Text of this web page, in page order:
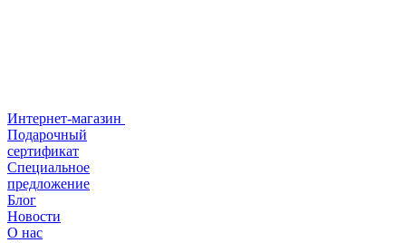
Интернет-магазин
Подарочный
сертификат
Специальное
предложение
Блог
Новости
О нас